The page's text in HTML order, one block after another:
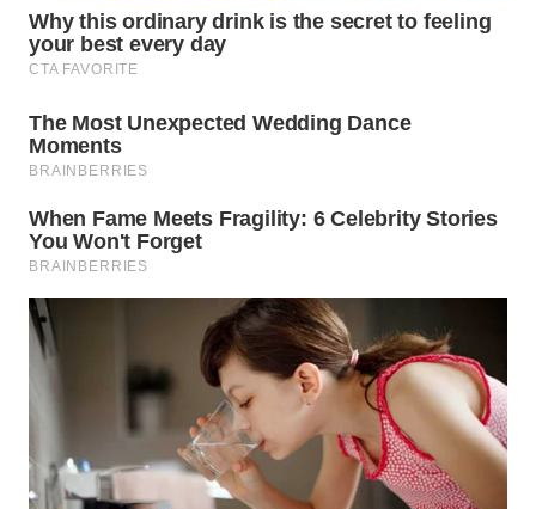
WN
TAPANULI
WN DELI
WN
TEBING
TINGGI
WN
KARAWANG